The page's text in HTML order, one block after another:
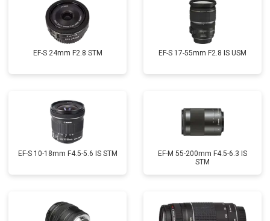
EF-S 24mm F2.8 STM EF-S 17-55mm F2.8 IS USM
EF-S 10-18mm F4.5-5.6 IS STM
EF-M 55-200mm F4.5-6.3 IS
STM